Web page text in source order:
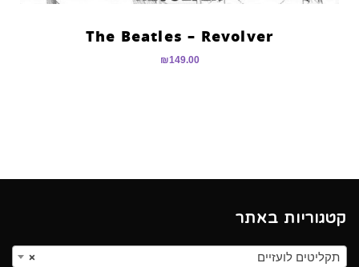
The Beatles – Revolver
₪149.00
קטגוריות באתר
× תקליטים לועזיים